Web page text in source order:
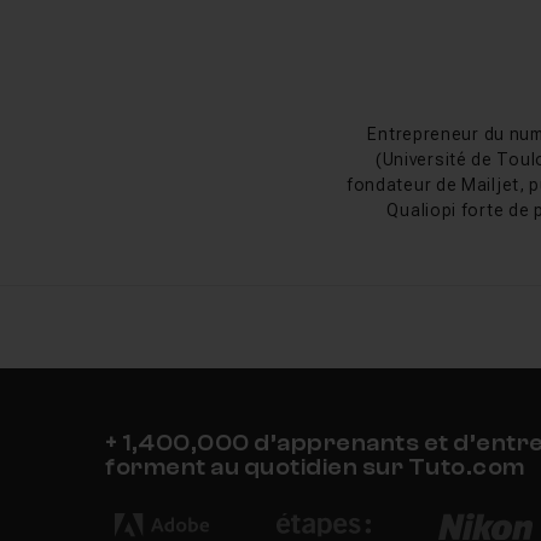
fond. Ces
Nouveautés
La version actuelle,
modernisation. Elle
le logiciel en 2003,
devenu la brique
postproduction
Entrepreneur du
(Université de
fondateur de Mailjet,
Qualiopi forte de
+ 1,400,000 d’apprenants et
forment au quotidien sur Tuto.com